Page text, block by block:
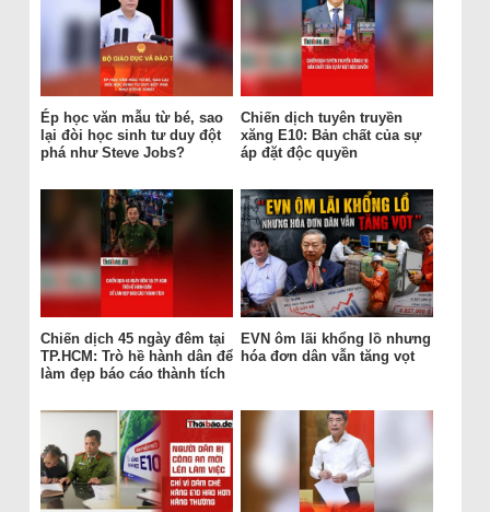
Ép học văn mẫu từ bé, sao
lại đòi học sinh tư duy đột
phá như Steve Jobs?
Chiến dịch tuyên truyền
xăng E10: Bản chất của sự
áp đặt độc quyền
Chiến dịch 45 ngày đêm tại
TP.HCM: Trò hề hành dân để
làm đẹp báo cáo thành tích
EVN ôm lãi khổng lồ nhưng
hóa đơn dân vẫn tăng vọt